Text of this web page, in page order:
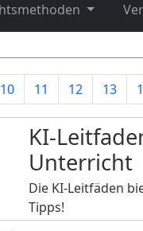
10 11 12 13
KI-
Unterricht
Die KI-Leitfäden
Tipps!